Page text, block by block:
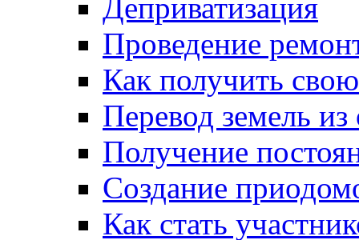
Деприватизация
Проведение
Как получить
Перевод земель
Получение
Создание
Как стать